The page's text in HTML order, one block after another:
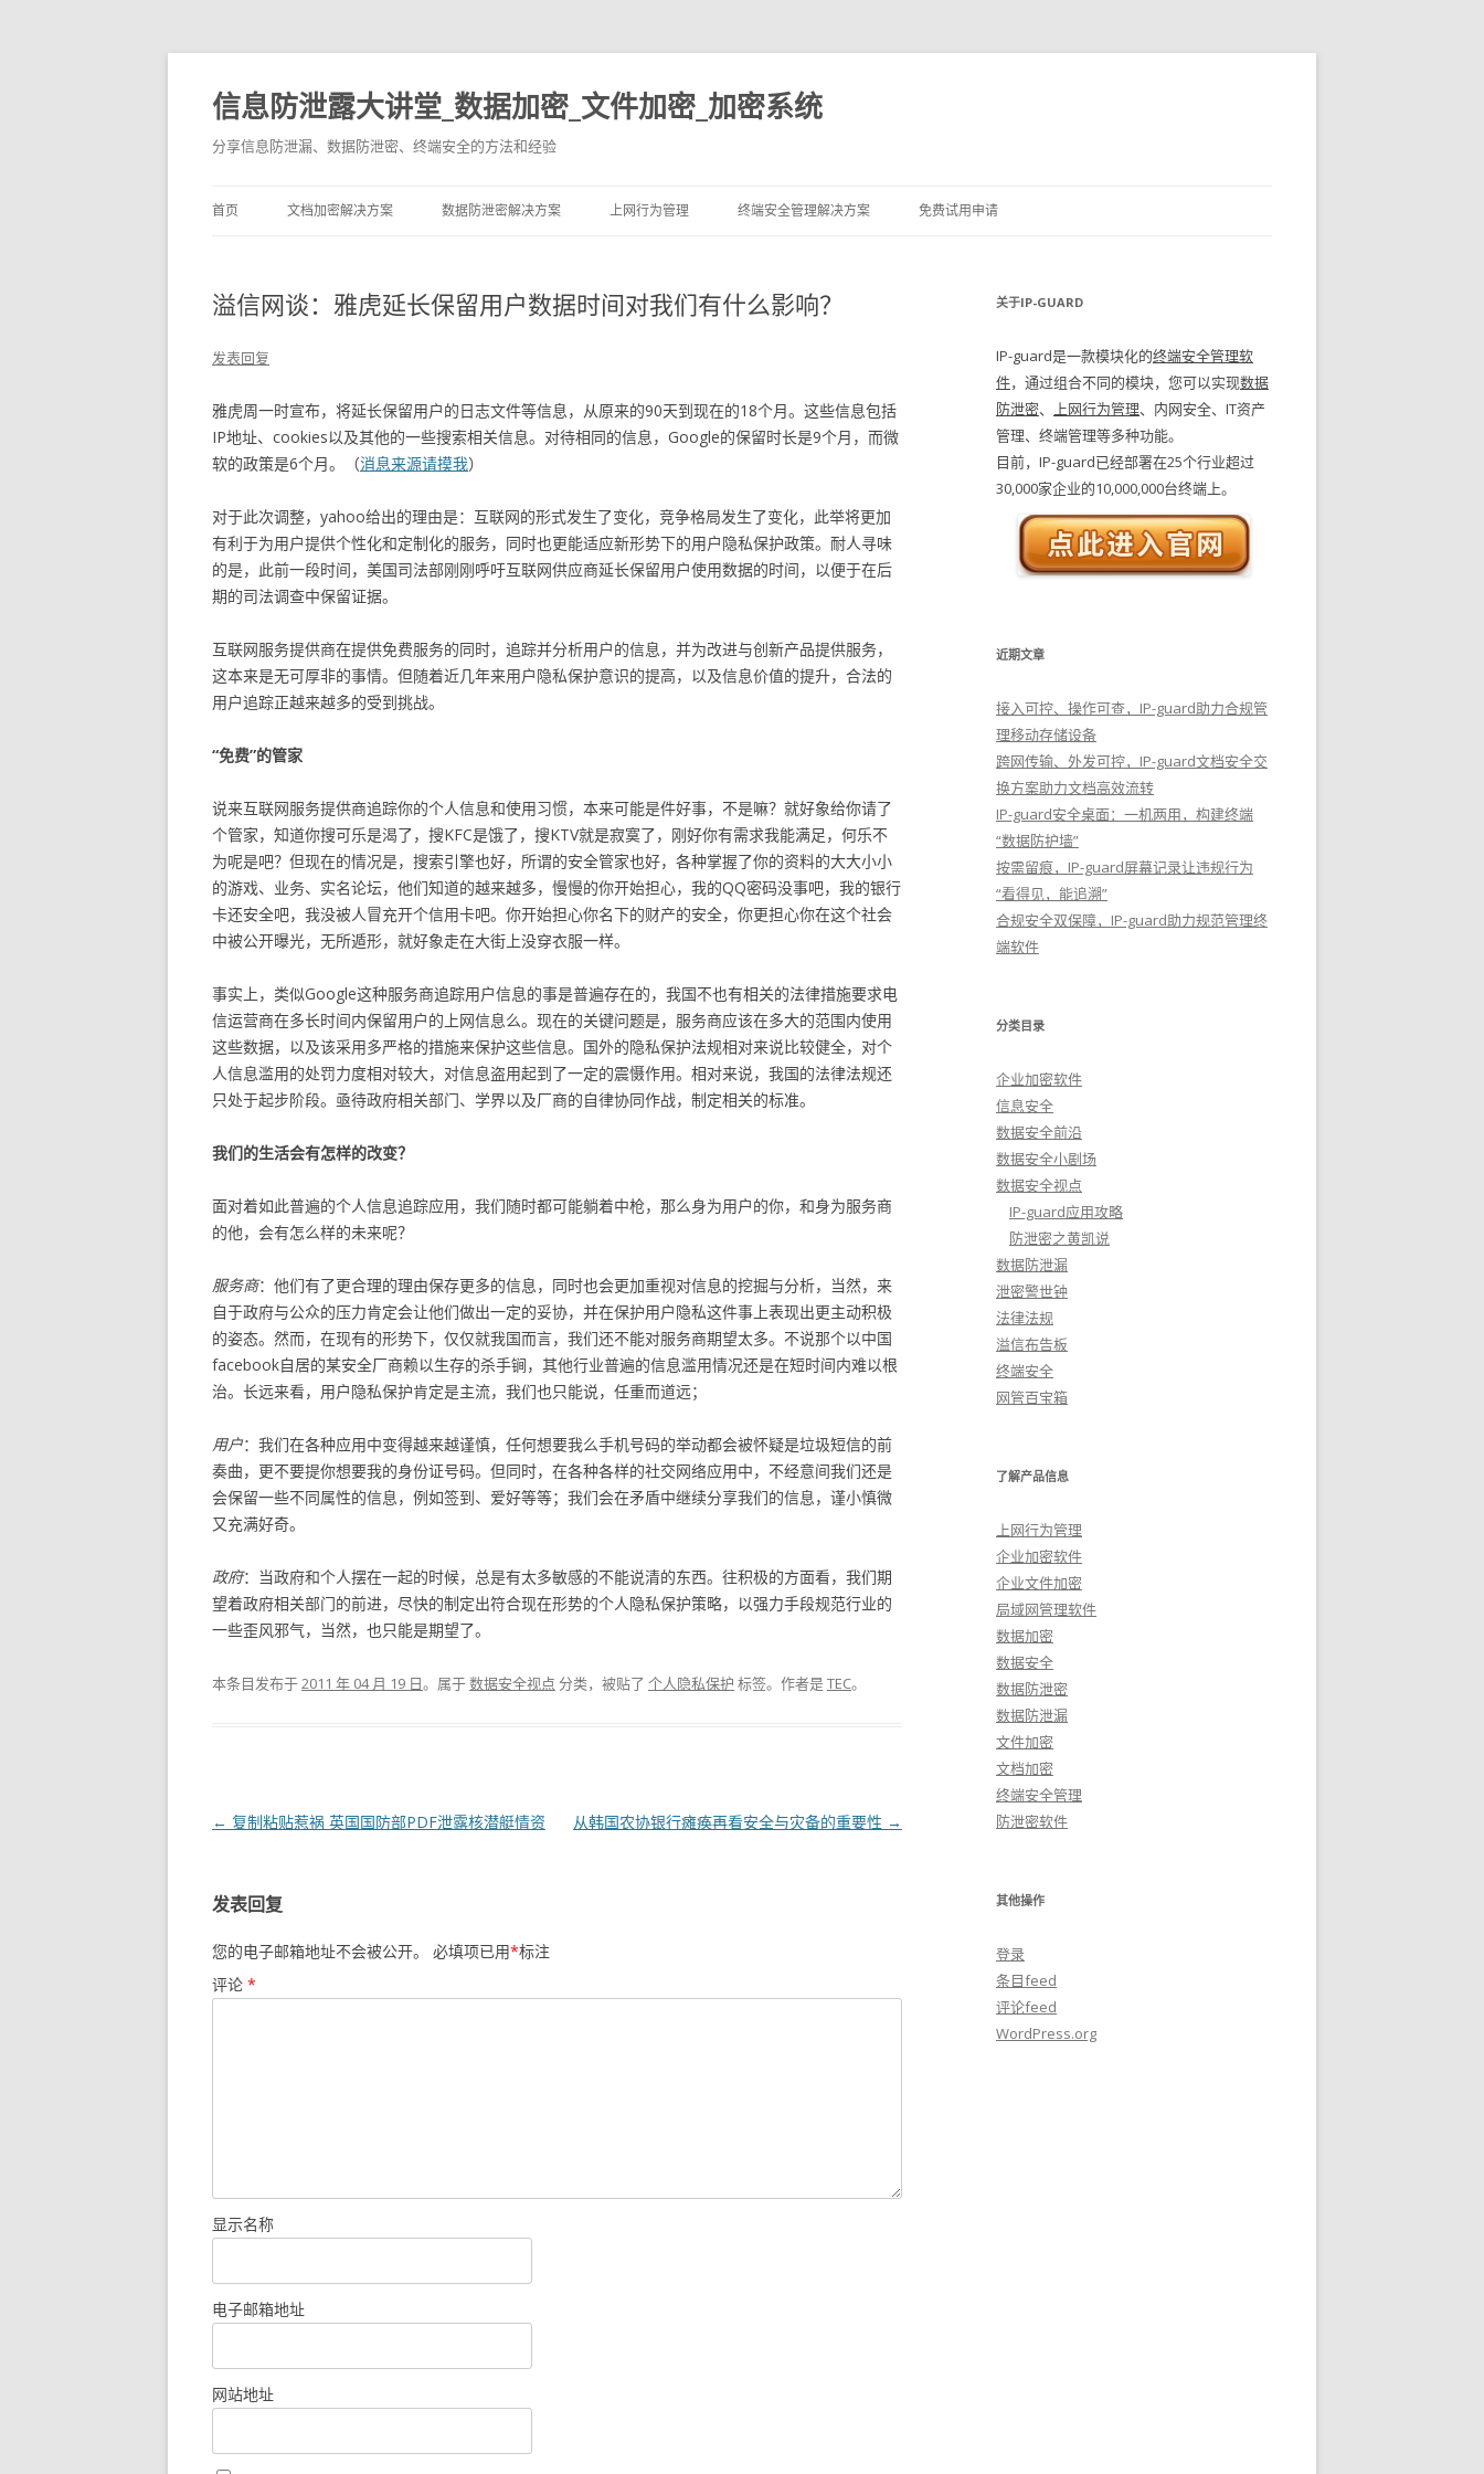
信息防泄露大讲堂_数据加密_文件加密_加密系统
分享信息防泄漏、数据防泄密、终端安全的方法和经验
首页 文档加密解决方案 数据防泄密解决方案 上网行为管理 终端安全管理解决方案 免费试用申请
溢信网谈：雅虎延长保留用户数据时间对我们有什么影响？
发表回复
雅虎周一时宣布，将延长保留用户的日志文件等信息，从原来的90天到现在的18个月。这些信息包括
IP地址、cookies以及其他的一些搜索相关信息。对待相同的信息，Google的保留时长是9个月，而微
软的政策是6个月。（消息来源请摸我）
对于此次调整，yahoo给出的理由是：互联网的形式发生了变化，竞争格局发生了变化，此举将更加
有利于为用户提供个性化和定制化的服务，同时也更能适应新形势下的用户隐私保护政策。耐人寻味
的是，此前一段时间，美国司法部刚刚呼吁互联网供应商延长保留用户使用数据的时间，以便于在后
期的司法调查中保留证据。
互联网服务提供商在提供免费服务的同时，追踪并分析用户的信息，并为改进与创新产品提供服务，
这本来是无可厚非的事情。但随着近几年来用户隐私保护意识的提高，以及信息价值的提升，合法的
用户追踪正越来越多的受到挑战。
“免费”的管家
说来互联网服务提供商追踪你的个人信息和使用习惯，本来可能是件好事，不是嘛？就好象给你请了
个管家，知道你搜可乐是渴了，搜KFC是饿了，搜KTV就是寂寞了，刚好你有需求我能满足，何乐不
为呢是吧？但现在的情况是，搜索引擎也好，所谓的安全管家也好，各种掌握了你的资料的大大小小
的游戏、业务、实名论坛，他们知道的越来越多，慢慢的你开始担心，我的QQ密码没事吧，我的银行
卡还安全吧，我没被人冒充开个信用卡吧。你开始担心你名下的财产的安全，你更担心你在这个社会
中被公开曝光，无所遁形，就好象走在大街上没穿衣服一样。
事实上，类似Google这种服务商追踪用户信息的事是普遍存在的，我国不也有相关的法律措施要求电
信运营商在多长时间内保留用户的上网信息么。现在的关键问题是，服务商应该在多大的范围内使用
这些数据，以及该采用多严格的措施来保护这些信息。国外的隐私保护法规相对来说比较健全，对个
人信息滥用的处罚力度相对较大，对信息盗用起到了一定的震慑作用。相对来说，我国的法律法规还
只处于起步阶段。亟待政府相关部门、学界以及厂商的自律协同作战，制定相关的标准。
我们的生活会有怎样的改变？
面对着如此普遍的个人信息追踪应用，我们随时都可能躺着中枪，那么身为用户的你，和身为服务商
的他，会有怎么样的未来呢？
服务商：他们有了更合理的理由保存更多的信息，同时也会更加重视对信息的挖掘与分析，当然，来
自于政府与公众的压力肯定会让他们做出一定的妥协，并在保护用户隐私这件事上表现出更主动积极
的姿态。然而，在现有的形势下，仅仅就我国而言，我们还不能对服务商期望太多。不说那个以中国
facebook自居的某安全厂商赖以生存的杀手锏，其他行业普遍的信息滥用情况还是在短时间内难以根
治。长远来看，用户隐私保护肯定是主流，我们也只能说，任重而道远；
用户：我们在各种应用中变得越来越谨慎，任何想要我么手机号码的举动都会被怀疑是垃圾短信的前
奏曲，更不要提你想要我的身份证号码。但同时，在各种各样的社交网络应用中，不经意间我们还是
会保留一些不同属性的信息，例如签到、爱好等等；我们会在矛盾中继续分享我们的信息，谨小慎微
又充满好奇。
政府：当政府和个人摆在一起的时候，总是有太多敏感的不能说清的东西。往积极的方面看，我们期
望着政府相关部门的前进，尽快的制定出符合现在形势的个人隐私保护策略，以强力手段规范行业的
一些歪风邪气，当然，也只能是期望了。
本条目发布于2011 年 04 月 19 日。属于数据安全视点 分类，被贴了 个人隐私保护 标签。 作者是TEC。
文章导航
← 复制粘贴惹祸 英国国防部PDF泄露核潜艇情资 从韩国农协银行瘫痪再看安全与灾备的重要性 →
发表回复
您的电子邮箱地址不会被公开。 必填项已用*标注
评论 *
显示名称
电子邮箱地址
网站地址
关于IP-GUARD
IP-guard是一款模块化的终端安全管理软
件，通过组合不同的模块，您可以实现数据
防泄密、 上网行为管理、内网安全、IT资产
管理、终端管理等多种功能。
目前，IP-guard已经部署在25个行业超过
30,000家企业的10,000,000台终端上。
近期文章
接入可控、操作可查，IP-guard助力合规管
理移动存储设备
跨网传输、外发可控，IP-guard文档安全交
换方案助力文档高效流转
IP-guard安全桌面：一机两用，构建终端
“数据防护墙”
按需留痕，IP-guard屏幕记录让违规行为
“看得见，能追溯”
合规安全双保障，IP-guard助力规范管理终
端软件
分类目录
企业加密软件
信息安全
数据安全前沿
数据安全小剧场
数据安全视点
IP-guard应用攻略
防泄密之黄凯说
数据防泄漏
泄密警世钟
法律法规
溢信布告板
终端安全
网管百宝箱
了解产品信息
上网行为管理
企业加密软件
企业文件加密
局域网管理软件
数据加密
数据安全
数据防泄密
数据防泄漏
文件加密
文档加密
终端安全管理
防泄密软件
其他操作
登录
条目feed
评论feed
WordPress.org